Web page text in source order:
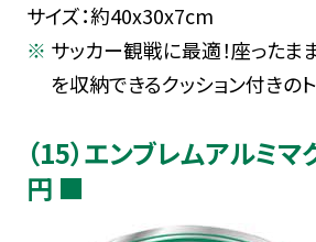
サイズ：約40x30x7cm
サッカー観戦に最適！座ったま
を収納できるクッション付きの
（15）エンブレムアルミ
円 ■